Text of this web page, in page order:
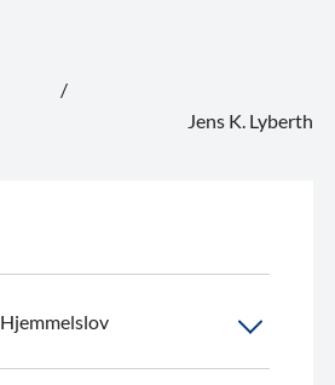
/
Jens K. Lyberth
Hjemmelslov